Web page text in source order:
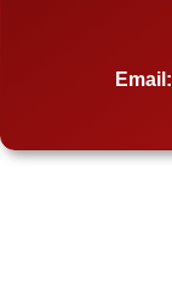
Email: